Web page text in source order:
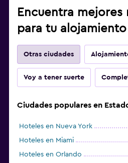
Encuentra mejores
para tu alojamiento
Otras ciudades
Voy a tener suerte
Ciudades populares en
Hoteles en Nueva York
Hoteles en Miami
Hoteles en Orlando